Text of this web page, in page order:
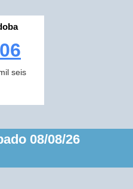
seis
08/08/26